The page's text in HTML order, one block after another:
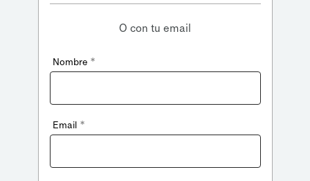
O con tu email
Nombre *
Email *